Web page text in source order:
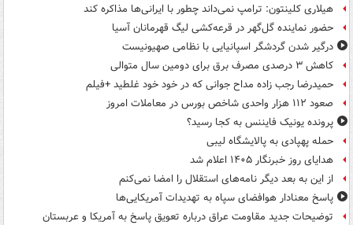
هیلاری کلینتون: ترامپ نمی‌داند چطور با ایرانی‌ها مذاکره کند
حضور نماینده گل‌گهر در قرعه‌کشی لیگ قهرمانان آسیا
درگیر شدن گردشگر اسپانیایی با نظامی صهیونیست
کاهش ۳ درصدی مصرف برق برای دومین سال متوالی
حمیدرضا رجب زاده مداح جوانی که در خود خود غلطید +فیلم
صعود ۱۱۲ هزار واحدی شاخص بورس در معاملات امروز
پرونده یونیک فایننس به کجا رسید؟
حمله پهپادی به پالایشگاه لیبی
هدایای روز خبرنگار ۱۴۰۵ اعلام شد
از این به بعد دیگر نامه‌های استقلال را امضا نمی‌کنم
پاسخ معنادار هوافضای سپاه به تهدیدات آمریکایی‌ها
توضیحات جدید مقاومت عراق درباره تعویق پاسخ به آمریکا و عربستان